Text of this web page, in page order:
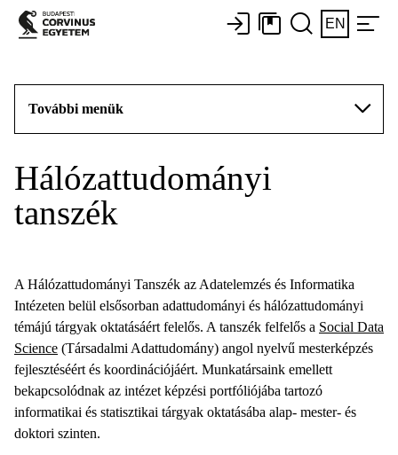
EN
További menük
Hálózattudományi
tanszék
A Hálózattudományi Tanszék az Adatelemzés és Informatika
Intézeten belül elsősorban adattudományi és hálózattudományi
témájú tárgyak oktatásáért felelős. A tanszék felfelős a Social Data
Science (Társadalmi Adattudomány) angol nyelvű mesterképzés
fejlesztéséért és koordinációjáért. Munkatársaink emellett
bekapcsolódnak az intézet képzési portfóliójába tartozó
informatikai és statisztikai tárgyak oktatásába alap- mester- és
doktori szinten.